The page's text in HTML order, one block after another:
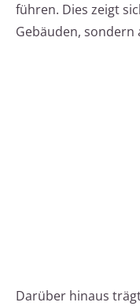
führen. Dies zeigt
Gebäuden, sondern
Darüber hinaus